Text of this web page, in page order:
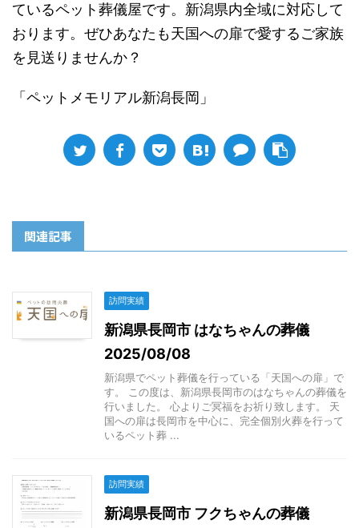
ているペット葬儀屋です。新潟県内全域に対応して
おります。ぜひあなたも天国への扉で愛するご家族
を見送りませんか？
「ペットメモリアル新潟長岡」
関連記事
訪問実績
新潟県長岡市 はなちゃんの葬儀
2025/08/08
新潟県でペット葬儀を行っている「天国への扉」で
す。 この度は、新潟県長岡市のはなちゃんの葬儀を
行いました。 心よりご冥福をお祈り致します。 天
国への扉は長岡市を中心に、完全個別火葬を行って
いるペット葬 ...
訪問実績
新潟県長岡市 フクちゃんの葬儀